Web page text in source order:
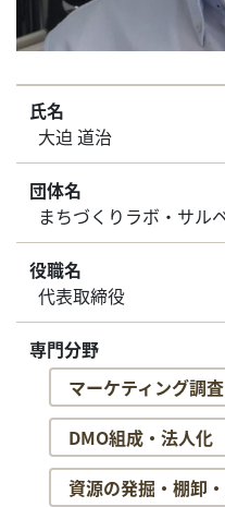
氏名
大迫 道治
団体名
まちづくりラボ・サル
役職名
代表取締役
専門分野
マーケティング調
DMO組成・法人化
資源の発掘・棚卸